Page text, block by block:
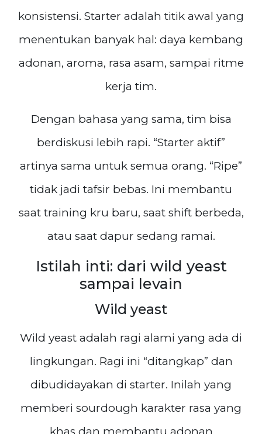
konsistensi. Starter adalah titik awal yang
menentukan banyak hal: daya kembang
adonan, aroma, rasa asam, sampai ritme
kerja tim.
Dengan bahasa yang sama, tim bisa
berdiskusi lebih rapi. “Starter aktif”
artinya sama untuk semua orang. “Ripe”
tidak jadi tafsir bebas. Ini membantu
saat training kru baru, saat shift berbeda,
atau saat dapur sedang ramai.
Istilah inti: dari wild yeast
sampai levain
Wild yeast
Wild yeast adalah ragi alami yang ada di
lingkungan. Ragi ini “ditangkap” dan
dibudidayakan di starter. Inilah yang
memberi sourdough karakter rasa yang